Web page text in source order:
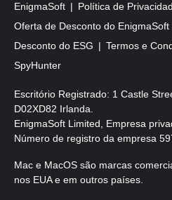
EnigmaSoft
Política de
Oferta de Desconto do EnigmaSoft
Desconto do ESG
Termos e
SpyHunter
Escritório Registrado: 1 Castle
D02XD82 Irlanda.
EnigmaSoft Limited, Empresa
Número de registro da empresa
Mac e MacOS são marcas
nos EUA e em outros países.